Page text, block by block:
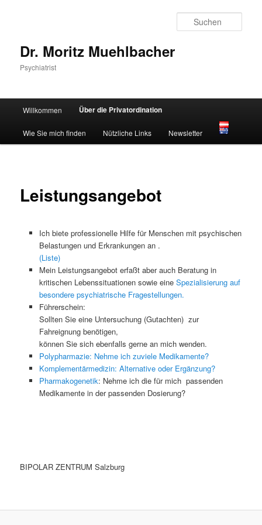
Dr. Moritz Muehlbacher
Psychiatrist
Willkommen Über die Privatordination
Wie Sie mich finden Nützliche Links Newsletter
Leistungsangebot
Ich biete professionelle Hilfe für Menschen mit psychischen
Belastungen und Erkrankungen an .
(Liste)
Mein Leistungsangebot erfaßt aber auch Beratung in
kritischen Lebenssituationen sowie eine Spezialisierung auf
besondere psychiatrische Fragestellungen.
Führerschein:
Sollten Sie eine Untersuchung (Gutachten) zur
Fahreignung benötigen,
können Sie sich ebenfalls gerne an mich wenden.
Polypharmazie: Nehme ich zuviele Medikamente?
Komplementärmedizin: Alternative oder Ergänzung?
Pharmakogenetik: Nehme ich die für mich passenden
Medikamente in der passenden Dosierung?
BIPOLAR ZENTRUM Salzburg